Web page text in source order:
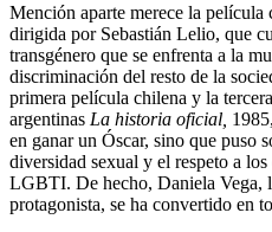
Mención aparte merece la película
dirigida por Sebastián Lelio, que
transgénero que se enfrenta a la
discriminación del resto de la
primera película chilena y la
argentinas La historia oficial,
en ganar un Óscar, sino que puso
diversidad sexual y el respeto a
LGBTI. De hecho, Daniela Vega,
protagonista, se ha convertido en